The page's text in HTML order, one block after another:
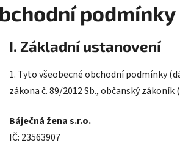
podmínky
I. Základní ustanovení
1. Tyto všeobecné obchodní podmínky
zákona č. 89/2012 Sb., občanský
Báječná žena s.r.o.
IČ: 23563907